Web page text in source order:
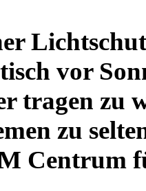
vor
tragen zu
zu
Centrum